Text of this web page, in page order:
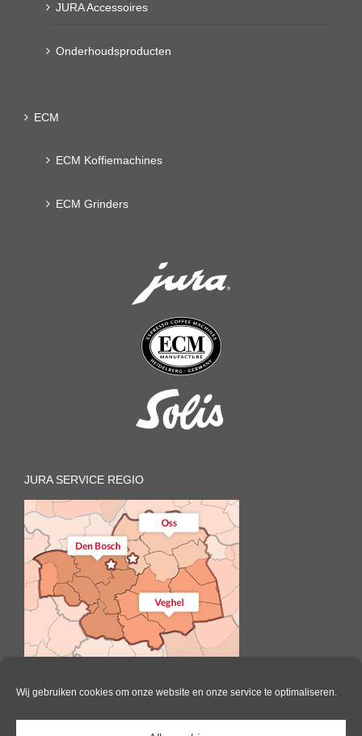
Wij gebruiken cookies om onze website en onze service te optimaliseren.
JURA Accessoires
Onderhoudsproducten
ECM
ECM Koffiemachines
ECM Grinders
JURA SERVICE REGIO